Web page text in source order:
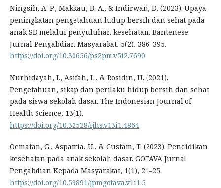
Ningsih, A. P., Makkau, B. A., & Indirwan, D. (2023). Upaya
peningkatan pengetahuan hidup bersih dan sehat pada
anak SD melalui penyuluhan kesehatan. Bantenese:
Jurnal Pengabdian Masyarakat, 5(2), 386–395.
https://doi.org/10.30656/ps2pm.v5i2.7690
Nurhidayah, I., Asifah, L., & Rosidin, U. (2021).
Pengetahuan, sikap dan perilaku hidup bersih dan sehat
pada siswa sekolah dasar. The Indonesian Journal of
Health Science, 13(1).
https://doi.org/10.32528/ijhs.v13i1.4864
Oematan, G., Aspatria, U., & Gustam, T. (2023). Pendidikan
kesehatan pada anak sekolah dasar. GOTAVA Jurnal
Pengabdian Kepada Masyarakat, 1(1), 21–25.
https://doi.org/10.59891/jpmgotava.v1i1.5